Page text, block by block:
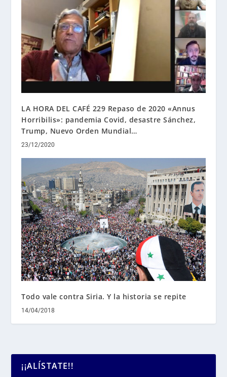
LA HORA DEL CAFÉ 229 Repaso de 2020 «Annus
Horribilis»: pandemia Covid, desastre Sánchez,
Trump, Nuevo Orden Mundial…
23/12/2020
Todo vale contra Siria. Y la historia se repite
14/04/2018
¡¡ALÍSTATE!!